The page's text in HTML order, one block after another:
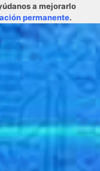
a mejorarlo
permanente.